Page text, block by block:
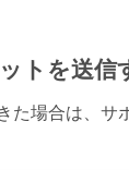
トを送信
た場合は、サ